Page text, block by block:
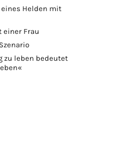
Helden mit
einer Frau
zu leben bedeutet